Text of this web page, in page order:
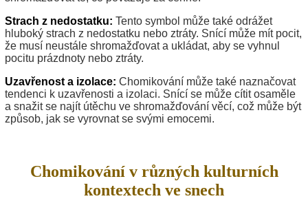
Strach z nedostatku: Tento symbol může také odrážet
hluboký strach z nedostatku nebo ztráty. Snící může mít pocit,
že musí neustále shromažďovat a ukládat, aby se vyhnul
pocitu prázdnoty nebo ztráty.
Uzavřenost a izolace: Chomikování může také naznačovat
tendenci k uzavřenosti a izolaci. Snící se může cítit osaměle
a snažit se najít útěchu ve shromažďování věcí, což může být
způsob, jak se vyrovnat se svými emocemi.
Chomikování v různých kulturních
kontextech ve snech